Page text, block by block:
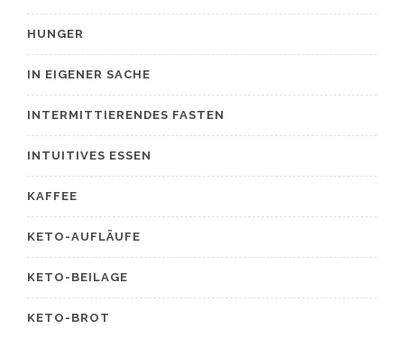
HUNGER
IN EIGENER SACHE
INTERMITTIERENDES FASTEN
INTUITIVES ESSEN
KAFFEE
KETO-AUFLÄUFE
KETO-BEILAGE
KETO-BROT